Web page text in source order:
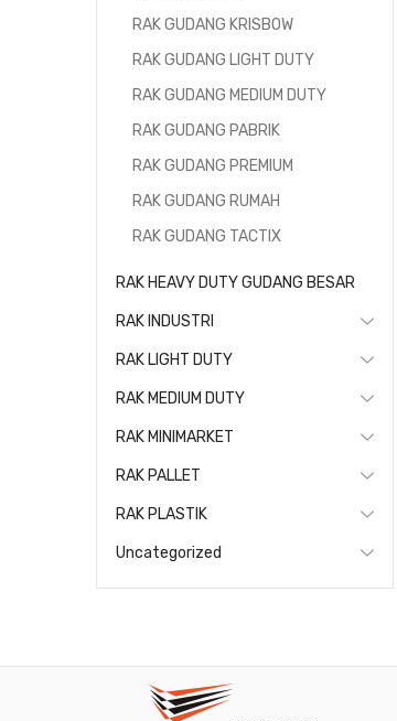
RAK GUDANG KRISBOW
RAK GUDANG LIGHT DUTY
RAK GUDANG MEDIUM DUTY
RAK GUDANG PABRIK
RAK GUDANG PREMIUM
RAK GUDANG RUMAH
RAK GUDANG TACTIX
RAK HEAVY DUTY GUDANG BESAR
RAK INDUSTRI
RAK LIGHT DUTY
RAK MEDIUM DUTY
RAK MINIMARKET
RAK PALLET
RAK PLASTIK
Uncategorized